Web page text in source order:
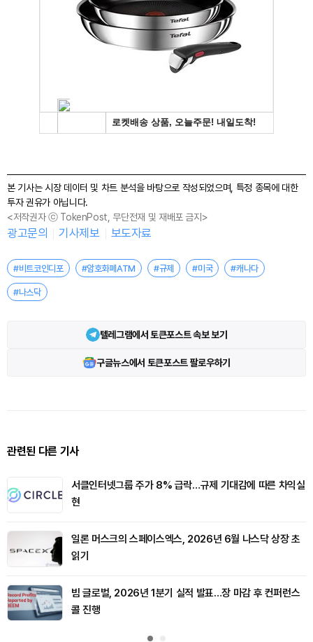
본 기사는 시장 데이터 및 차트 분석을 바탕으로 작성되었으며, 특정 종목에 대한
투자 권유가 아닙니다.
<저작권자 ⓒ TokenPost, 무단전재 및 재배포 금지>
광고문의 기사제보 보도자료
#비트코인디포 #암호화폐ATM #규제 #미국 #캐나다
#나스닥
텔레그램에서 토큰포스트 속보 보기
구글뉴스에서 토큰포스트 팔로우하기
관련된 다른 기사
서클인터넷그룹 주가 8% 급락…규제 기대감에 따른 차익실
현
일론 머스크의 스페이스엑스, 2026년 6월 나스닥 상장 초
읽기
빔 글로벌, 2026년 1분기 실적 발표…장 마감 후 컨퍼런스
콜 진행